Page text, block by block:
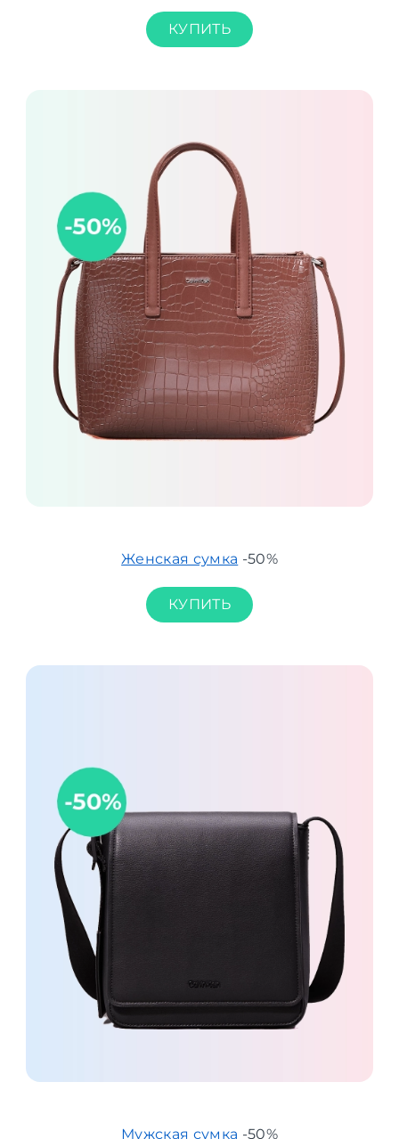
КУПИТЬ
Женская сумка -50%
КУПИТЬ
Мужская сумка -50%